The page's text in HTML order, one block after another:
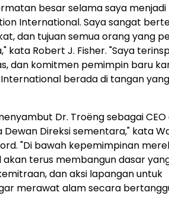
besar selama saya menjadi
International. Saya sangat
dan tujuan semua orang yang
kata Robert J. Fisher. "Saya
dan komitmen pemimpin baru
berada di tangan yang
Dr. Troëng sebagai CEO
Dewan Direksi sementara," kata
"Di bawah kepemimpinan
terus membangun dasar
dan aksi lapangan untuk
merawat alam secara